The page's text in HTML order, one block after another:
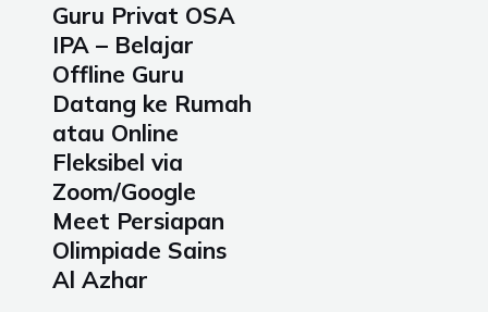
Guru Privat OSA
IPA – Belajar
Offline Guru
Datang ke Rumah
atau Online
Fleksibel via
Zoom/Google
Meet Persiapan
Olimpiade Sains
Al Azhar